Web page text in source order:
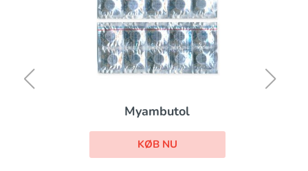
Myambutol
KØB NU